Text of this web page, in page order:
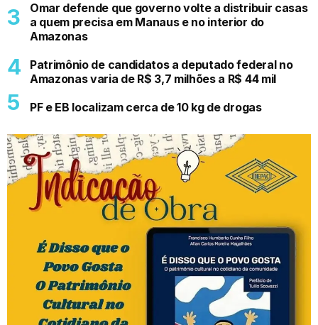
Omar defende que governo volte a distribuir casas
a quem precisa em Manaus e no interior do
Amazonas
Patrimônio de candidatos a deputado federal no
Amazonas varia de R$ 3,7 milhões a R$ 44 mil
PF e EB localizam cerca de 10 kg de drogas